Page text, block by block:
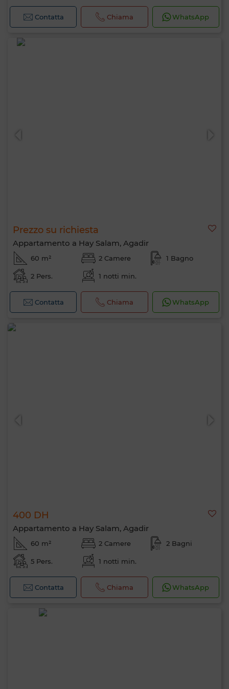
Contatta Chiama WhatsApp
Prezzo su richiesta
Appartamento a Hay Salam, Agadir
60 m² 2 Camere 1 Bagno
2 Pers. 1 notti min.
Contatta Chiama WhatsApp
400 DH
Appartamento a Hay Salam, Agadir
60 m² 2 Camere 2 Bagni
5 Pers. 1 notti min.
Contatta Chiama WhatsApp